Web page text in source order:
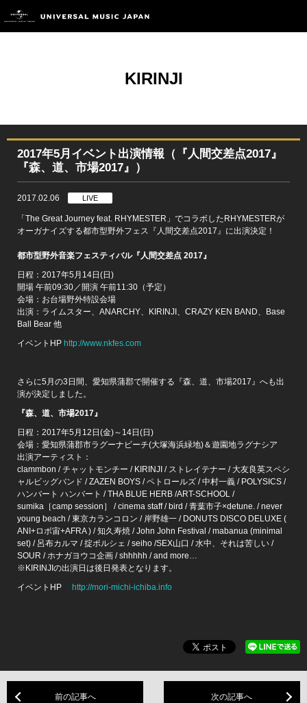
KIRINJI
2017年5月イベント出演情報（『人間交差点2017』
『森、道、市場2017』）
2017.02.06 LIVE
「The Great Journey feat. RHYMESTER」でコラボしたRHYMESTERが
オーガナイズする都市型野外フェス『人間交差点2017』に出演決定！
都市型野外音楽フェスティバル『人間交差点 2017』
日程：2017年5月14日(日)
開場 午前09:30／開演 午前11:30（予定）
会場：お台場野外特設会場
出演：ライムスター、ANARCHY、KIRINJI、CRAZY KEN BAND、Base
Ball Bear 他
イベントHP http://www.nkfes.com
さらに5月の3日間、愛知県蒲郡で開催する『森、道、市場2017』へも出
演が決定しました。
『森、道、市場2017』
日程：2017年5月12日(金)～14日(日)
会場：愛知県蒲郡市ラグーナビーチ(大塚海浜緑地)＆遊園地ラグナシア
出演アーティスト：
clammbon / チャットモンチー / KIRINJI / ストレイテナー / 大友良英スペシ
ャルビッグバンド / ZAZEN BOYS / ペトロールズ / 中村一義 / POLYSICS /
ハンバート ハンバート / THA BLUE HERB /ART-SCHOOL /
sumika［camp session］ / cinema staff / bird / 青葉市子×detune. / never
young beach / 東京カランコロン / 岸野雄一 / DONUTS DISCO DELUXE (
ANI+ロボ宙+AFRA ) / 知久寿焼 / John John Festival / mabanua (minimal
set) / 呂布カルマ / 掟ポルシェ / seiho /SEX山口 / 水中、それは苦しい /
SOUR / ホナガヨウコ企画 / shhhhh / and more…
※KIRINJIの出演日は後日発表となります。
イベントHP
http://mori-michi-ichiba.info
前の記事へ 次の記事へ